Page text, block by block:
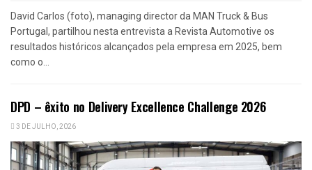
David Carlos (foto), managing director da MAN Truck & Bus
Portugal, partilhou nesta entrevista a Revista Automotive os
resultados históricos alcançados pela empresa em 2025, bem
como o...
DPD – êxito no Delivery Excellence Challenge 2026
3 DE JULHO, 2026